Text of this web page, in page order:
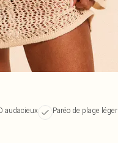
audacieux
Paréo de plage léger